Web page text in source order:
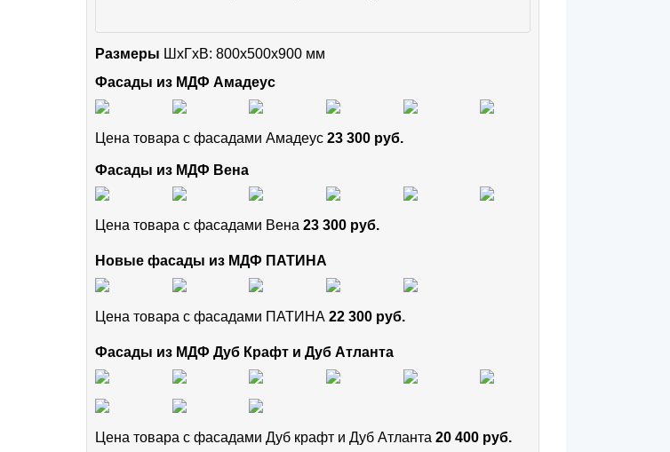
Размеры ШxГхВ: 800x500x900 мм
Фасады из МДФ Амадеус
Цена товара с фасадами Амадеус 23 300 руб.
Фасады из МДФ Вена
Цена товара с фасадами Вена 23 300 руб.
Новые фасады из МДФ ПАТИНА
Цена товара с фасадами ПАТИНА 22 300 руб.
Фасады из МДФ Дуб Крафт и Дуб Атланта
Цена товара с фасадами Дуб крафт и Дуб Атланта 20 400 руб.